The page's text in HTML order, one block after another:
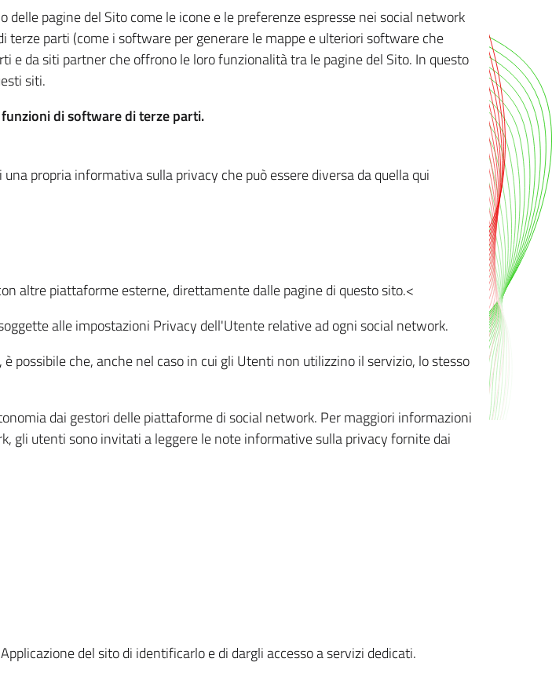
pagine del Sito come le icone e le preferenze espresse nei social network
parti (come i software per generare le mappe e ulteriori software che
e da siti partner che offrono le loro funzionalità tra le pagine del Sito. In questo
siti.
di software di terze parti.
propria informativa sulla privacy che può essere diversa da quella qui
altre piattaforme esterne, direttamente dalle pagine di questo sito.<
alle impostazioni Privacy dell'Utente relative ad ogni social network.
possibile che, anche nel caso in cui gli Utenti non utilizzino il servizio, lo stesso
dai gestori delle piattaforme di social network. Per maggiori informazioni
gli utenti sono invitati a leggere le note informative sulla privacy fornite dai
del sito di identificarlo e di dargli accesso a servizi dedicati.